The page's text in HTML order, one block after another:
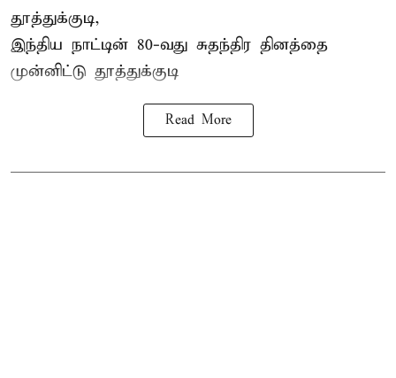
தூத்துக்குடி,
இந்திய நாட்டின் 80-வது சுதந்திர தினத்தை
முன்னிட்டு தூத்துக்குடி
Read More